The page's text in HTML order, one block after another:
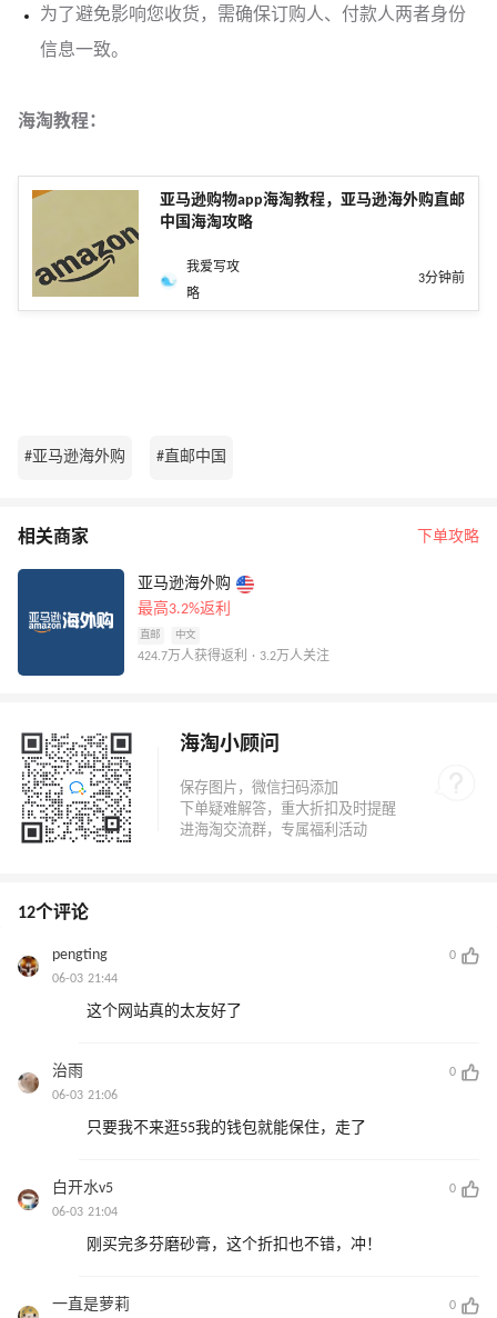
为了避免影响您收货，需确保订购人、付款人两者身份
信息一致。
海淘教程：
亚马逊购物app海淘教程，亚马逊海外购直邮
中国海淘攻略
我爱写攻
略
3分钟前
#亚马逊海外购 #直邮中国
相关商家 下单攻略
亚马逊海外购
最高3.2%返利
直邮 中文
424.7万人获得返利 · 3.2万人关注
海淘小顾问
12个评论
pengting
0
06-03 21:44
这个网站真的太友好了
治雨
0
06-03 21:06
只要我不来逛55我的钱包就能保住，走了
白开水v5
0
06-03 21:04
刚买完多芬磨砂膏，这个折扣也不错，冲！
一直是萝莉
0